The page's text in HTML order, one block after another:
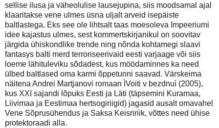
sellise ilusa ja väheolulise lausejupina, siis moodsamal ajal
klaaritakse vene ulmes üsna uljalt arveid isepäiste
baltlastega. Eks see ole lihtsalt taas moesoleva Impeeriumi
idee kajastus ulmes, sest kommertskirjanikul on soovitav
järgida ühiskondlike trende ning nõnda kohtamegi slaavi
fantasys balti merd terroriseerivaid eesti varjaage või siis
loeme lähituleviku sõdadest, kus möödaminnes ka need
ülbed baltlased oma karmi õppetunni saavad. Värskeima
näitena Andrei Martjanovi romaan ÌVoiti v bezdnuì (2005),
kus XXI sajandi lõpuks Eesti ja Läti (täpsemini Kuramaa,
Liivimaa ja Eestimaa hertsogiriigid) jagasid ausalt omavahel
Vene Sõprusühendus ja Saksa Keisririik, võttes need ühise
protektoraadi alla.